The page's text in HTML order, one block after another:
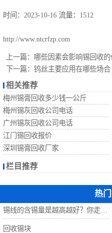
时间：2023-10-16 流量：1512
http://www.ntcrfzp.com
上一篇：
哪些因素会影响锡回收
下一篇： 钨丝主要应用在哪些场合
相关推荐
梅州锡膏回收多少钱一公斤
梅州锡灰回收公司电话
广州锡灰回收公司电话
江门锡回收报价
深圳锡膏回收厂家
栏目推荐
热
回收锡块
回收锡珠
回收锡